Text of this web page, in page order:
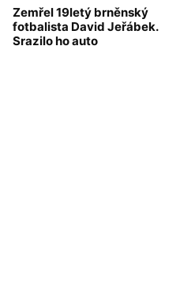
Zemřel 19letý brněnský
fotbalista David Jeřábek.
Srazilo ho auto